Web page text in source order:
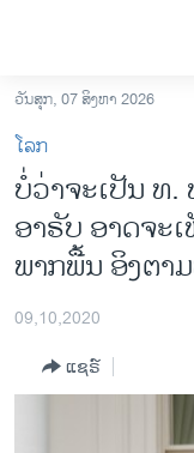
ເຂົ້າ
ຫາ
ຂ້າມ
ຂ້າມ
ຂ້າມ
ໄປ
ຫາ
ຊອກ
ລາວ
ອາເມຣິກາ
ການເລືອກຕັ້ງ ປະທານ
ວັນສຸກ, 07 ສິງຫາ 2026
ໂລກ
ບໍ່ວ່າຈະເປັນ ທ.
ອາຣັບ ອາດຈະ
ພາກພື້ນ ອິງຕາ
09,10,2020
ແຊຣ໌